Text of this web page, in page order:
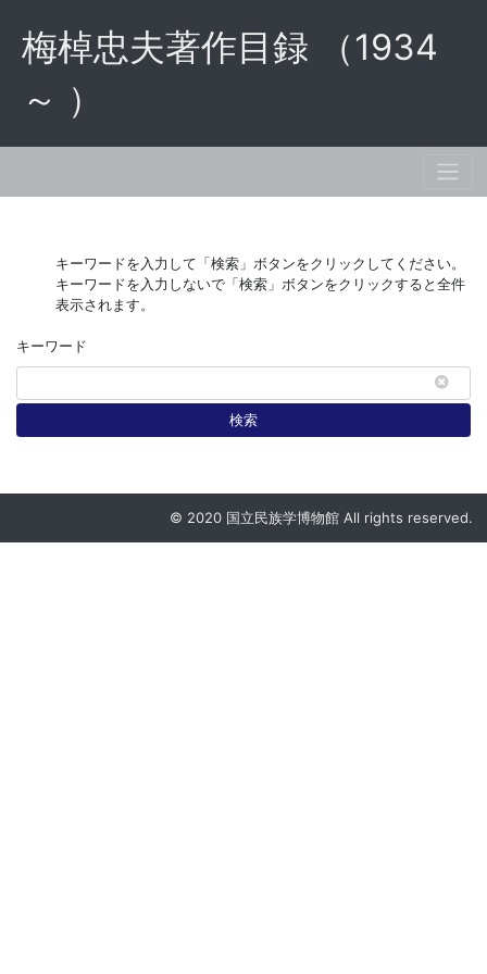
梅棹忠夫著作目録 （1934
～ ）
キーワードを入力して「検索」ボタンをクリックしてください。
キーワードを入力しないで「検索」ボタンをクリックすると全件
表示されます。
キーワード
検索
© 2020 国立民族学博物館 All rights reserved.